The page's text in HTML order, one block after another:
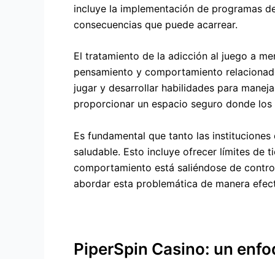
incluye la implementación de programas
consecuencias que puede acarrear.
El tratamiento de la adicción al juego a
pensamiento y comportamiento
jugar y desarrollar habilidades para
proporcionar un espacio seguro donde
Es fundamental que tanto las
saludable. Esto incluye ofrecer límites de
comportamiento está saliéndose de
abordar esta problemática de manera
PiperSpin Casino: un